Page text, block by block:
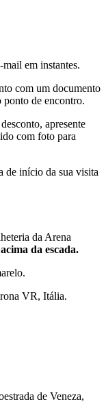
em instantes.
com um documento
de encontro.
apresente
com foto para
de início da sua visita
da Arena
da escada.
VR, Itália.
de Veneza,